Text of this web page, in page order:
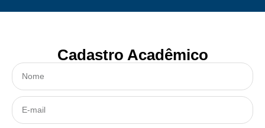
Cadastro Acadêmico